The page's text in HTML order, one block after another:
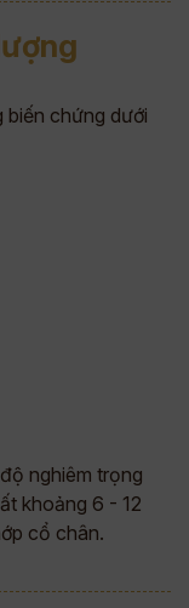
biến chứng dưới
nghiêm trọng
khoảng 6 - 12
cổ chân.